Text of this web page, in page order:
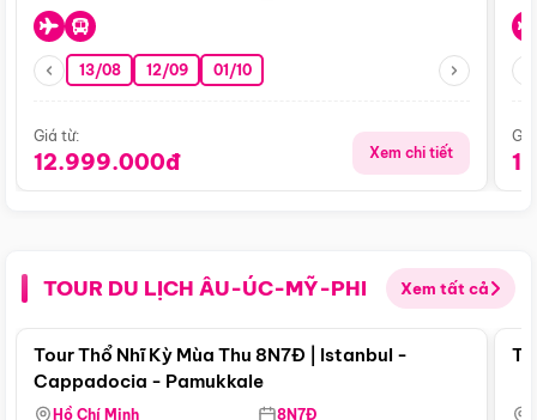
13/08 12/09 01/10
Giá từ:
12.999.000đ Xem chi tiết
TOUR DU LỊCH ÂU-ÚC-MỸ-PHI Xem tất cả
Điểm nổi bật
Tour Thổ Nhĩ Kỳ Mùa Thu 8N7Đ | Istanbul -
Cappadocia - Pamukkale
Hồ Chí Minh 8N7Đ